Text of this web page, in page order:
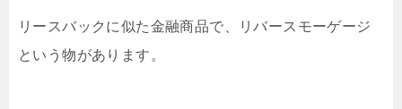
リースバックに似た金融商品で、リバースモーゲージ
という物があります。